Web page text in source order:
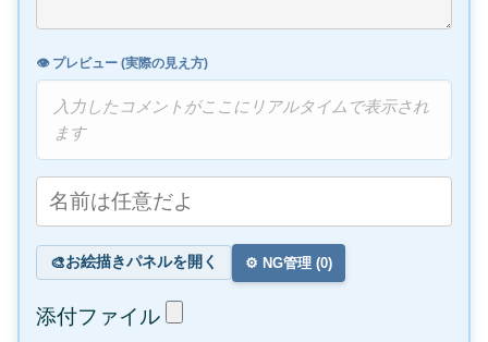
👁️ プレビュー (実際の見え方)
入力したコメントがここにリアルタイムで表示され
ます
🎨お絵描きパネルを開く ⚙️ NG管理 (0)
添付ファイル